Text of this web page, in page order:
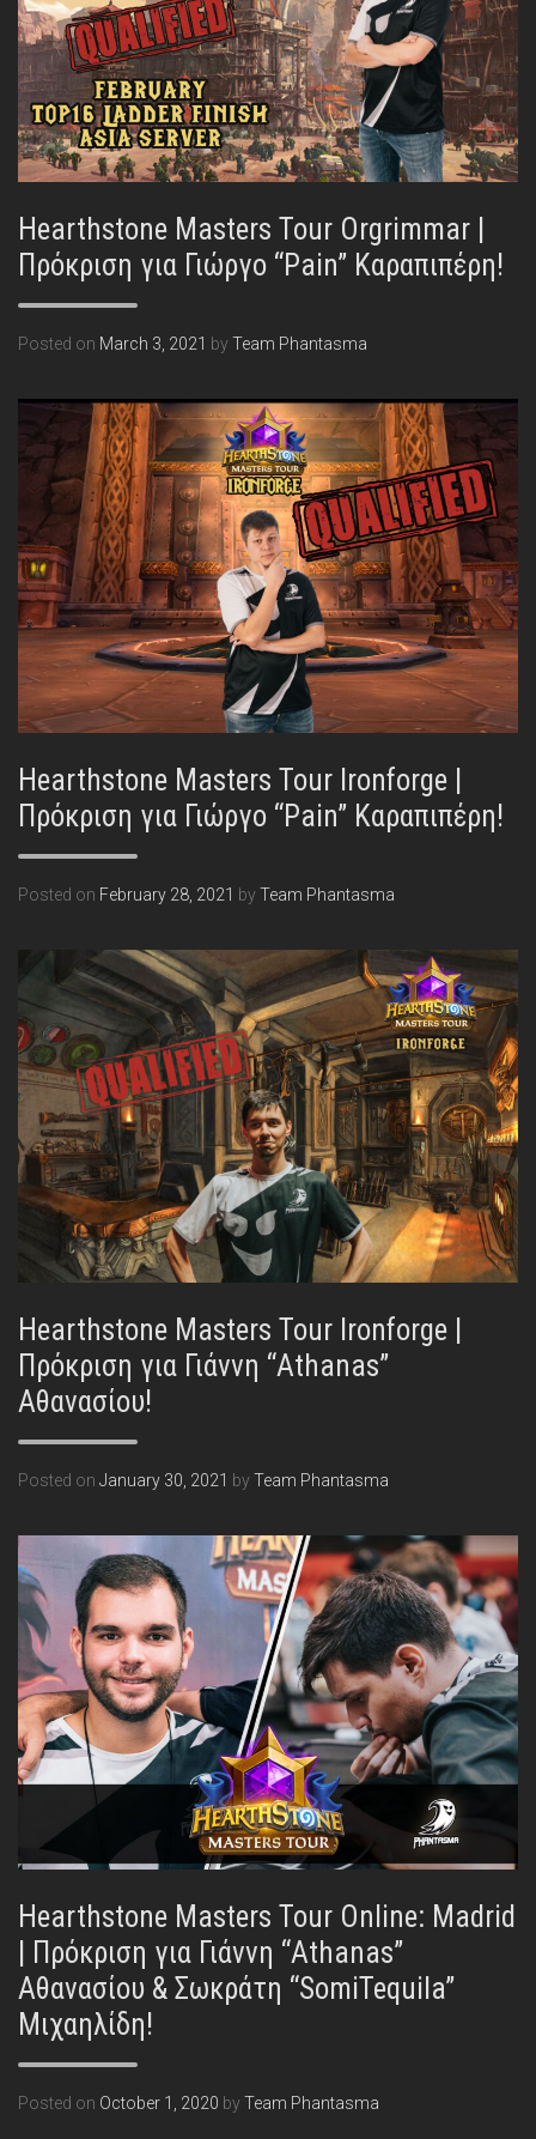
Hearthstone Masters Tour Orgrimmar |
Πρόκριση για Γιώργο “Pain” Καραπιπέρη!
Posted on March 3, 2021 by Team Phantasma
Hearthstone Masters Tour Ironforge |
Πρόκριση για Γιώργο “Pain” Καραπιπέρη!
Posted on February 28, 2021 by Team Phantasma
Hearthstone Masters Tour Ironforge |
Πρόκριση για Γιάννη “Athanas”
Αθανασίου!
Posted on January 30, 2021 by Team Phantasma
Hearthstone Masters Tour Online: Madrid
| Πρόκριση για Γιάννη “Athanas”
Αθανασίου & Σωκράτη “SomiTequila”
Μιχαηλίδη!
Posted on October 1, 2020 by Team Phantasma